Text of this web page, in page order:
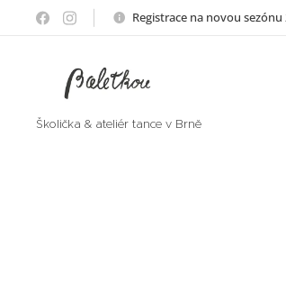
Registrace na novou
Školička & ateliér tance v Brně